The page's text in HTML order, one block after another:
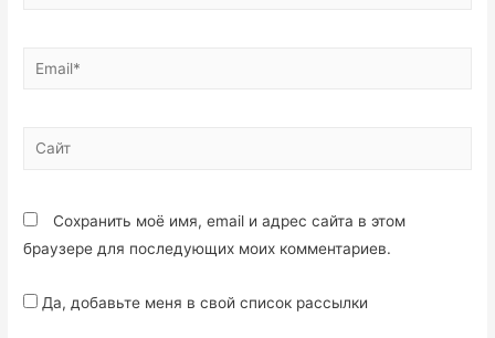
Сохранить моё имя, email и адрес сайта в этом
браузере для последующих моих комментариев.
Да, добавьте меня в свой список рассылки